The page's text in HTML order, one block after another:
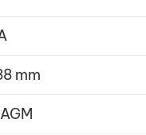
mm